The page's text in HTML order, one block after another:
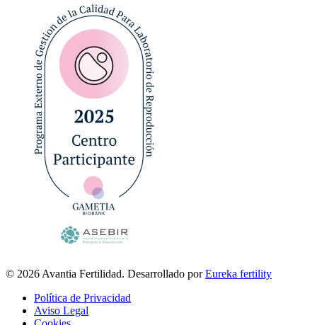
© 2026 Avantia Fertilidad. Desarrollado porEureka fertility
Política de Privacidad
Aviso Legal